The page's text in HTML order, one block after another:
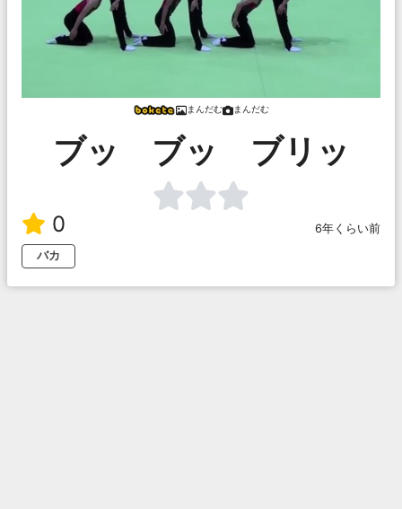
まんだむ まんだむ
ブッ ブッ ブリッ
0
6年くらい前
バカ